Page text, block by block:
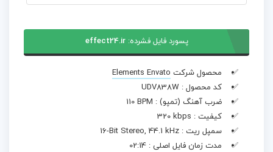
پسورد فایل فشرده:effect24.ir
محصول شرکت Elements Envato
کد محصول : UDV838W
ضرب آهنگ (تمپو) : 110 BPM
کیفیت : 320 kbps
سمپل ریت : 16-Bit Stereo, 44.1 kHz
مدت زمان فایل اصلی : 02:14